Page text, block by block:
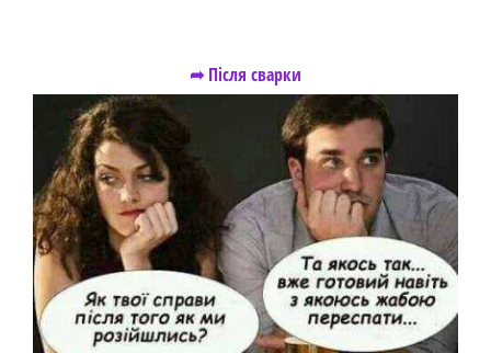
➦ Після сварки